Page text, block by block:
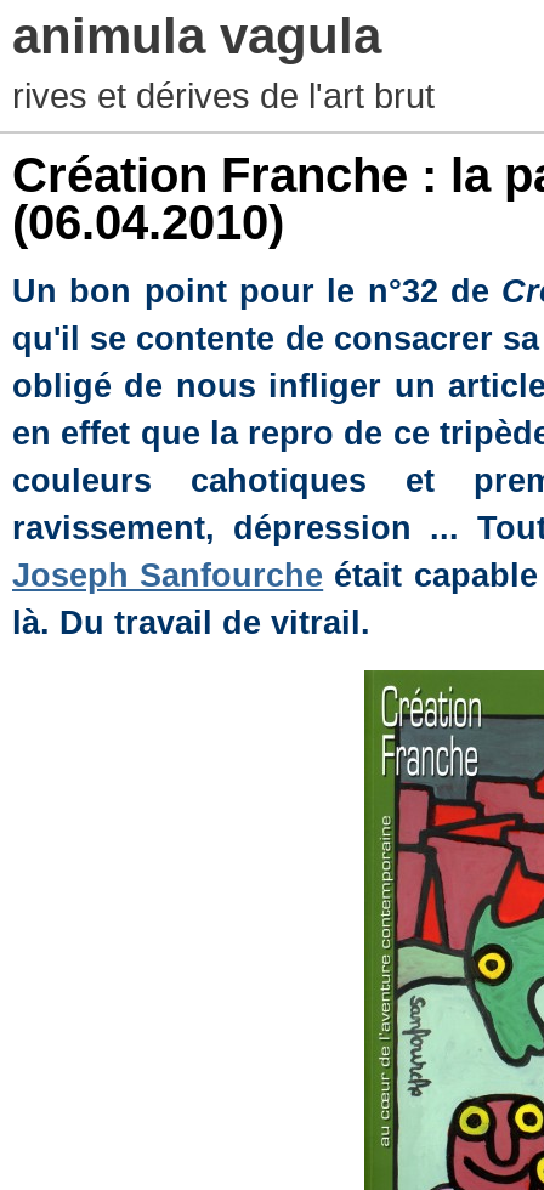
animula vagula
rives et dérives de l'art brut
Création Franche : la
(06.04.2010)
Un bon point pour le n°32 de
qu'il se contente de consacrer
obligé de nous infliger un
en effet que la repro de ce
couleurs cahotiques et
ravissement, dépression ...
Joseph Sanfourche était
là. Du travail de vitrail.